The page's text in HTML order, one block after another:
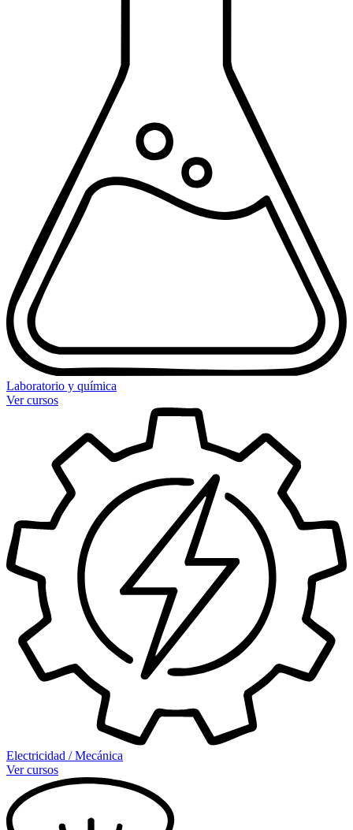
Laboratorio y química
Ver cursos
Electricidad / Mecánica
Ver cursos